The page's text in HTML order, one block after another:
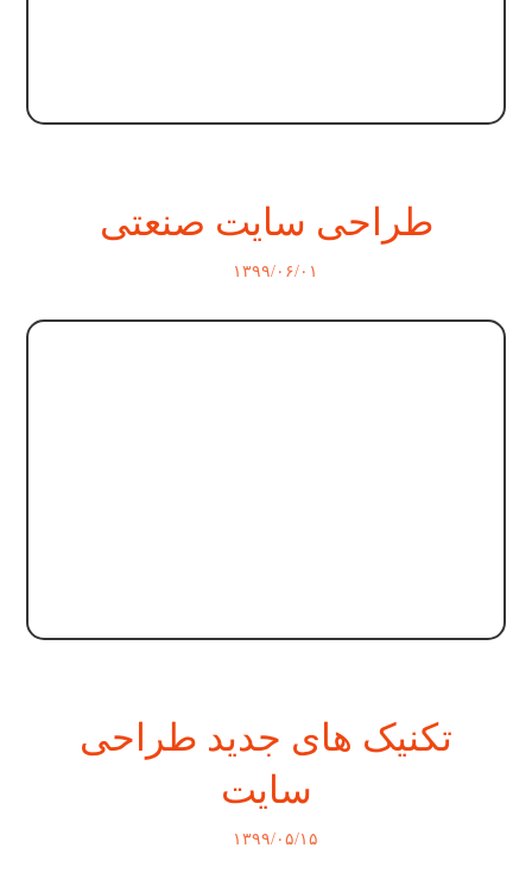
طراحی سایت صنعتی
۱۳۹۹/۰۶/۰۱
تکنیک های جدید طراحی
سایت
۱۳۹۹/۰۵/۱۵